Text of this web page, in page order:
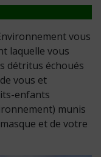
vous
laquelle vous
détritus échoués
vous et
enfants
munis
et de votre